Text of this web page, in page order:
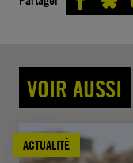
VOIR AUSSI
ACTUALITÉ